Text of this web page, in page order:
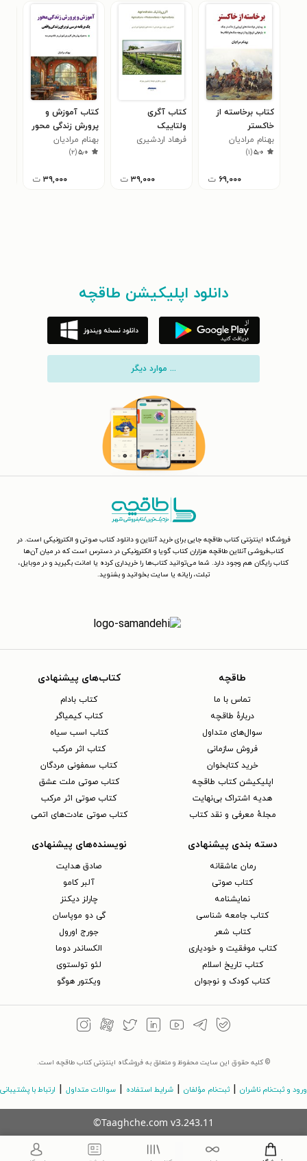
کتاب برخاسته از
خاکستر
بهنام مرادیان
۵٫۰(۱)
۶۹,۰۰۰ ت
کتاب آگری
ولتاییک
(Agrivoltaics)
فرهاد اردشیری
۳۹,۰۰۰ ت
کتاب آموزش و
پرورش زندگی محور
بهنام مرادیان
۵٫۰(۲)
۳۹,۰۰۰ ت
دانلود اپلیکیشن طاقچه
... موارد دیگر
فروشگاه اینترنتی کتاب طاقچه جایی برای خرید آنلاین و دانلود کتاب صوتی و الکترونیکی است. در
کتاب‌فروشی آنلاین طاقچه هزاران کتاب گویا و الکترونیکی در دسترس است که در میان آن‌ها
کتاب رایگان هم وجود دارد. شما می‌توانید کتاب‌ها را خریداری کرده یا امانت بگیرید و در موبایل،
تبلت، رایانه یا سایت بخوانید و بشنوید.
طاقچه
تماس با ما
دربارهٔ طاقچه
سوال‌های متداول
فروش سازمانی
خرید کتابخوان
اپلیکیشن کتاب طاقچه
هدیه اشتراک بی‌نهایت
مجلهٔ معرفی و نقد کتاب
کتاب‌های پیشنهادی
کتاب بادام
کتاب کیمیاگر
کتاب اسب سیاه
کتاب اثر مرکب
کتاب سمفونی مردگان
کتاب صوتی ملت عشق
کتاب صوتی اثر مرکب
کتاب صوتی عادت‌های اتمی
دسته بندی پیشنهادی
رمان عاشقانه
کتاب‌ صوتی
نمایشنامه
کتاب جامعه شناسی
کتاب شعر
کتاب موفقیت و خودیاری
کتاب تاریخ اسلام
کتاب کودک و نوجوان
نویسنده‌های پیشنهادی
صادق هدایت
آلبر کامو
چارلز دیکنز
گی دو موپاسان
جورج اورول
الکساندر دوما
لئو تولستوی
ویکتور هوگو
© کلیه حقوق این سایت محفوظ و متعلق به فروشگاه اینترنتی کتاب طاقچه است.
ورود و ثبت‌نام ناشران ثبت‌نام مؤلفان شرایط استفاده سوالات متداول ارتباط با پشتیبانی
©Taaghche.com v3.243.11